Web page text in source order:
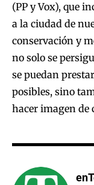
(PP y Vox), que
a la ciudad de
conservación y
no solo se
se puedan
posibles, sino
hacer imagen de